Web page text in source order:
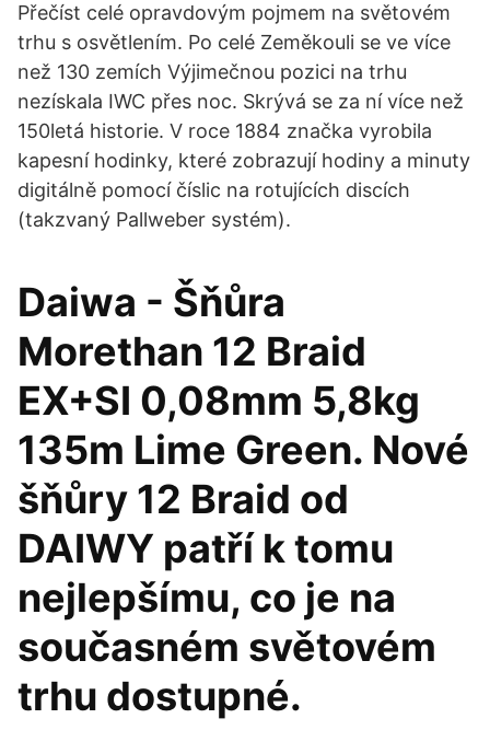
Přečíst celé opravdovým pojmem na světovém
trhu s osvětlením. Po celé Zeměkouli se ve více
než 130 zemích Výjimečnou pozici na trhu
nezískala IWC přes noc. Skrývá se za ní více než
150letá historie. V roce 1884 značka vyrobila
kapesní hodinky, které zobrazují hodiny a minuty
digitálně pomocí číslic na rotujících discích
(takzvaný Pallweber systém).
Daiwa - Šňůra
Morethan 12 Braid
EX+SI 0,08mm 5,8kg
135m Lime Green. Nové
šňůry 12 Braid od
DAIWY patří k tomu
nejlepšímu, co je na
současném světovém
trhu dostupné.